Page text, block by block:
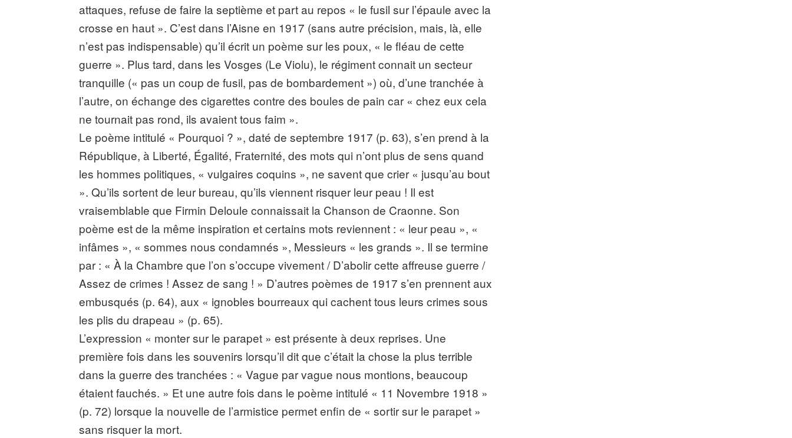
attaques, refuse de faire la septième et part au repos « le fusil sur l’épaule avec la
crosse en haut ». C’est dans l’Aisne en 1917 (sans autre précision, mais, là, elle
n’est pas indispensable) qu’il écrit un poème sur les poux, « le fléau de cette
guerre ». Plus tard, dans les Vosges (Le Violu), le régiment connait un secteur
tranquille (« pas un coup de fusil, pas de bombardement ») où, d’une tranchée à
l’autre, on échange des cigarettes contre des boules de pain car « chez eux cela
ne tournait pas rond, ils avaient tous faim ».
Le poème intitulé « Pourquoi ? », daté de septembre 1917 (p. 63), s’en prend à la
République, à Liberté, Égalité, Fraternité, des mots qui n’ont plus de sens quand
les hommes politiques, « vulgaires coquins », ne savent que crier « jusqu’au bout
». Qu’ils sortent de leur bureau, qu’ils viennent risquer leur peau ! Il est
vraisemblable que Firmin Deloule connaissait la Chanson de Craonne. Son
poème est de la même inspiration et certains mots reviennent : « leur peau », «
infâmes », « sommes nous condamnés », Messieurs « les grands ». Il se termine
par : « À la Chambre que l’on s’occupe vivement / D’abolir cette affreuse guerre /
Assez de crimes ! Assez de sang ! » D’autres poèmes de 1917 s’en prennent aux
embusqués (p. 64), aux « ignobles bourreaux qui cachent tous leurs crimes sous
les plis du drapeau » (p. 65).
L’expression « monter sur le parapet » est présente à deux reprises. Une
première fois dans les souvenirs lorsqu’il dit que c’était la chose la plus terrible
dans la guerre des tranchées : « Vague par vague nous montions, beaucoup
étaient fauchés. » Et une autre fois dans le poème intitulé « 11 Novembre 1918 »
(p. 72) lorsque la nouvelle de l’armistice permet enfin de « sortir sur le parapet »
sans risquer la mort.